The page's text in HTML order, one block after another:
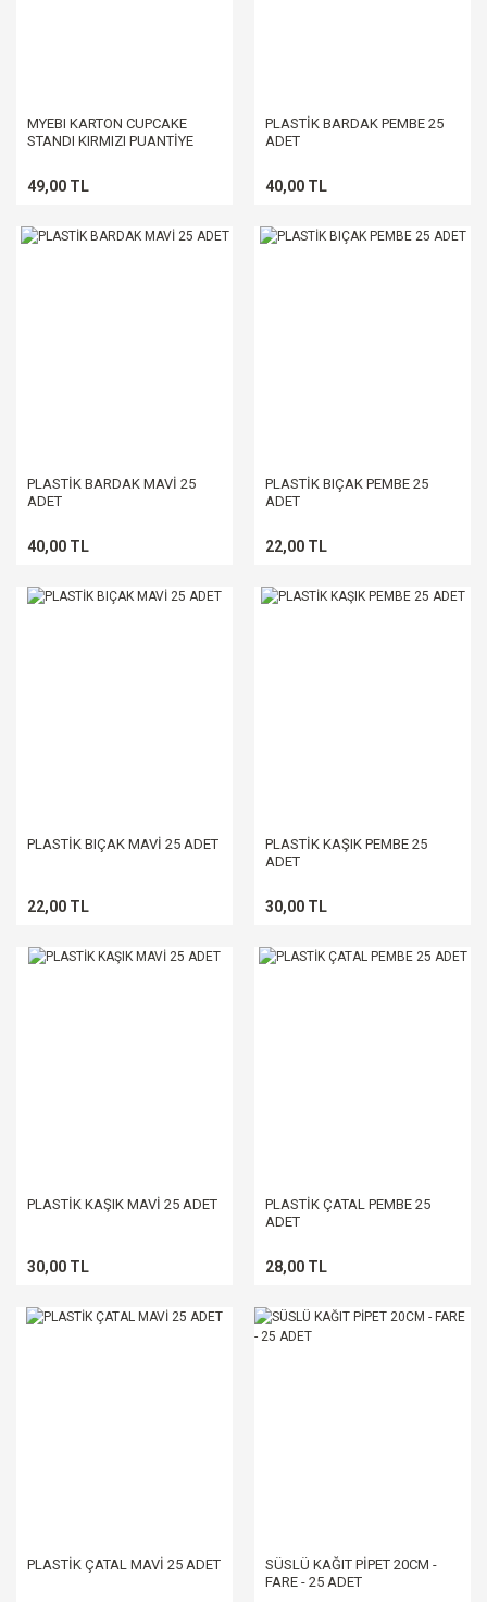
MYEBI KARTON CUPCAKE
STANDI KIRMIZI PUANTİYE
49,00 TL
PLASTİK BARDAK PEMBE 25
ADET
40,00 TL
PLASTİK BARDAK MAVİ 25
ADET
40,00 TL
PLASTİK BIÇAK PEMBE 25
ADET
22,00 TL
PLASTİK BIÇAK MAVİ 25 ADET
22,00 TL
PLASTİK KAŞIK PEMBE 25
ADET
30,00 TL
PLASTİK KAŞIK MAVİ 25 ADET
30,00 TL
PLASTİK ÇATAL PEMBE 25
ADET
28,00 TL
PLASTİK ÇATAL MAVİ 25 ADET
SÜSLÜ KAĞIT PİPET 20CM -
FARE - 25 ADET